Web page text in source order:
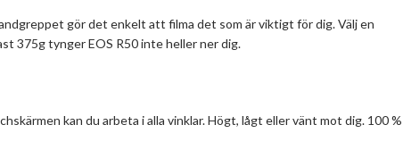
gör det enkelt att filma det som är viktigt för dig. Välj en
375g tynger EOS R50 inte heller ner dig.
kan du arbeta i alla vinklar. Högt, lågt eller vänt mot dig. 100 %